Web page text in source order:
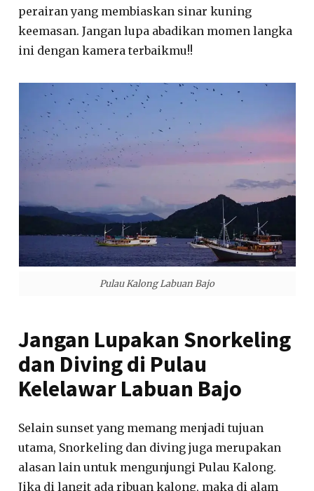
perairan yang membiaskan sinar kuning
keemasan. Jangan lupa abadikan momen langka
ini dengan kamera terbaikmu!!
Pulau Kalong Labuan Bajo
Jangan Lupakan Snorkeling
dan Diving di Pulau
Kelelawar Labuan Bajo
Selain sunset yang memang menjadi tujuan
utama, Snorkeling dan diving juga merupakan
alasan lain untuk mengunjungi Pulau Kalong.
Jika di langit ada ribuan kalong, maka di alam